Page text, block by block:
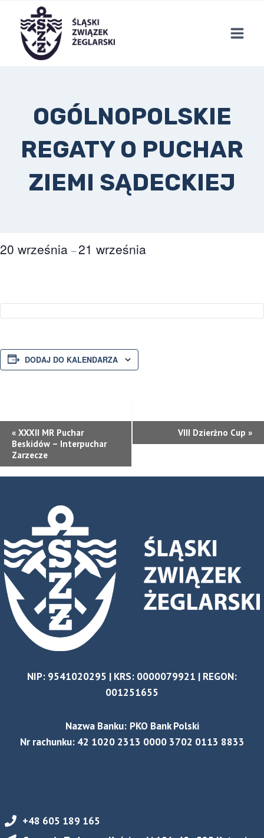
treści
OGÓLNOPOLSKIE
REGATY O PUCHAR
ZIEMI SĄDECKIEJ
20 września –21 września
DODAJ DO KALENDARZA
WYDARZENIE
NAWIGACJA
« XXXII MR Puchar
Beskidów – Interpuchar
Zarzecze
VIII Dzierżno Cup »
NIP: 9541020295 | KRS: 0000079921 | REGON:
001251655
Nazwa Banku: PKO Bank Polski
Nr rachunku: 42 1020 2313 0000 3702 0113 8833
+48 605 189 165